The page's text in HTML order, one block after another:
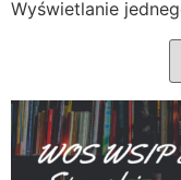
Wyświetlanie